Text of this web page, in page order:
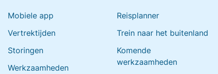
Mobiele app
Vertrektijden
Storingen
Werkzaamheden
Reisplanner
Trein naar het buitenland
Komende
werkzaamheden